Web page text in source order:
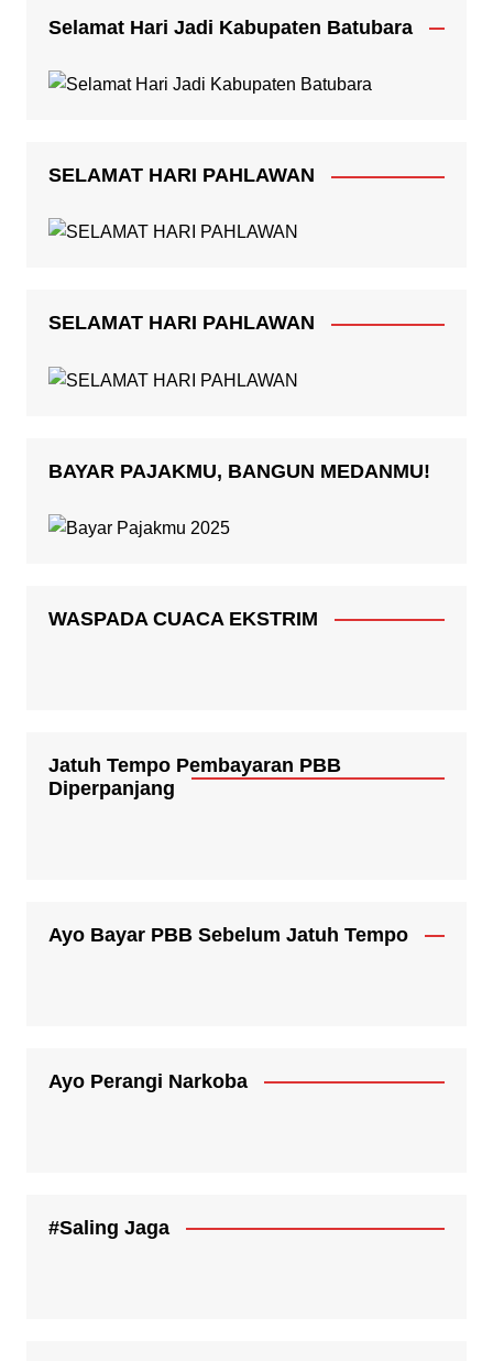
Selamat Hari Jadi Kabupaten Batubara
SELAMAT HARI PAHLAWAN
SELAMAT HARI PAHLAWAN
BAYAR PAJAKMU, BANGUN MEDANMU!
WASPADA CUACA EKSTRIM
Jatuh Tempo Pembayaran PBB
Diperpanjang
Ayo Bayar PBB Sebelum Jatuh Tempo
Ayo Perangi Narkoba
#Saling Jaga